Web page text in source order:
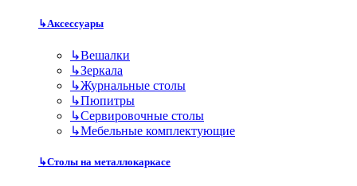
↳Аксессуары
↳Вешалки
↳Зеркала
↳Журнальные столы
↳Пюпитры
↳Сервировочные столы
↳Мебельные комплектующие
↳Столы на металлокаркасе